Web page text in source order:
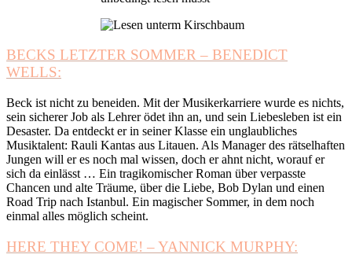
BECKS LETZTER SOMMER – BENEDICT
WELLS:
Beck ist nicht zu beneiden. Mit der Musikerkarriere wurde es nichts,
sein sicherer Job als Lehrer ödet ihn an, und sein Liebesleben ist ein
Desaster. Da entdeckt er in seiner Klasse ein unglaubliches
Musiktalent: Rauli Kantas aus Litauen. Als Manager des rätselhaften
Jungen will er es noch mal wissen, doch er ahnt nicht, worauf er
sich da einlässt … Ein tragikomischer Roman über verpasste
Chancen und alte Träume, über die Liebe, Bob Dylan und einen
Road Trip nach Istanbul. Ein magischer Sommer, in dem noch
einmal alles möglich scheint.
HERE THEY COME! – YANNICK MURPHY: